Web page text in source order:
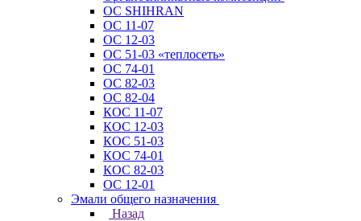
ОС SHIHRAN
ОС 11-07
ОС 12-03
ОС 51-03 «теплосеть»
ОС 74-01
ОС 82-03
ОС 82-04
КОС 11-07
КОС 12-03
КОС 51-03
КОС 74-01
КОС 82-03
ОС 12-01
Эмали общего назначения
Назад